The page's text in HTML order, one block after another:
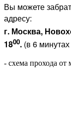
Вы можете
адресу:
г. Москва,
1800. (в 6
- схема прохода от